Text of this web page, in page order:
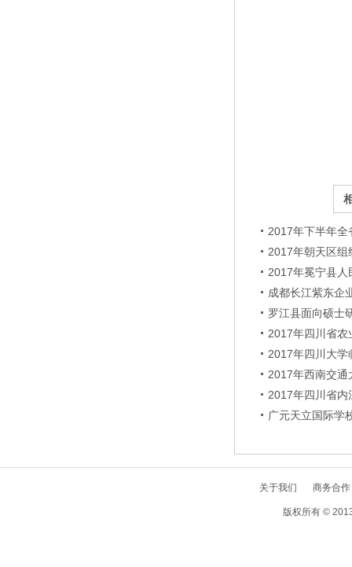
2017年下半年全
2017年朝天区
2017年冕宁县
成都长江紫东企
罗江县面向硕士
2017年四川省
2017年四川大
2017年西南交
2017年四川省
广元天立国际学
关于我们 商务合作
版权所有 ©